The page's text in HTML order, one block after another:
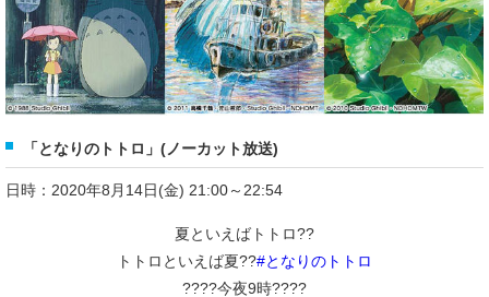
「となりのトトロ」(ノーカット放送)
日時：2020年8月14日(金) 21:00～22:54
夏といえばトトロ??
トトロといえば夏??#となりのトトロ
????今夜9時????